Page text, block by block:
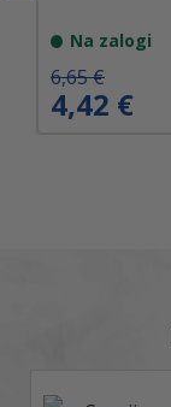
Na zalogi
6,65€
I
z
v
i
4,42 €
T
r
e
: